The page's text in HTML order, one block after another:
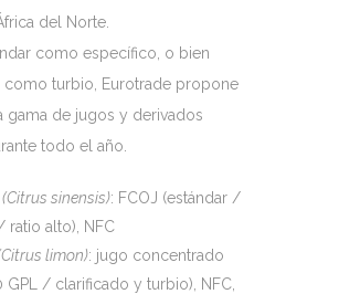
del Norte.
como específico, o bien
como turbio, Eurotrade propone
gama de jugos y derivados
todo el año.
(Citrus sinensis): FCOJ (estándar /
ratio alto), NFC
limon): jugo concentrado
GPL / clarificado y turbio), NFC,